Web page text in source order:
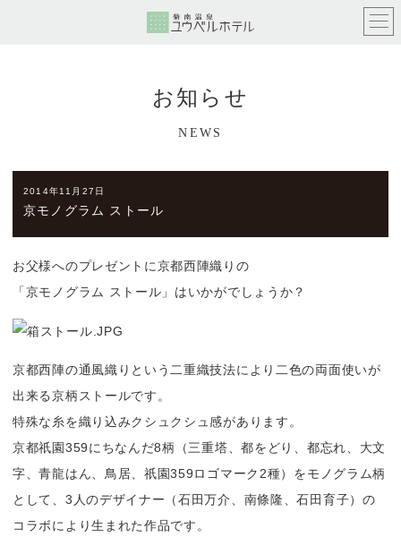
お知らせ
NEWS
2014年11月27日
京モノグラム ストール
お父様へのプレゼントに京都西陣織りの
「京モノグラム ストール」はいかがでしょうか？
京都西陣の通風織りという二重織技法により二色の両面使いが
出来る京柄ストールです。
特殊な糸を織り込みクシュクシュ感があります。
京都祇園359にちなんだ8柄（三重塔、都をどり、都忘れ、大文
字、青龍はん、鳥居、祇園359ロゴマーク2種）をモノグラム柄
として、3人のデザイナー（石田万介、南條隆、石田育子）の
コラボにより生まれた作品です。